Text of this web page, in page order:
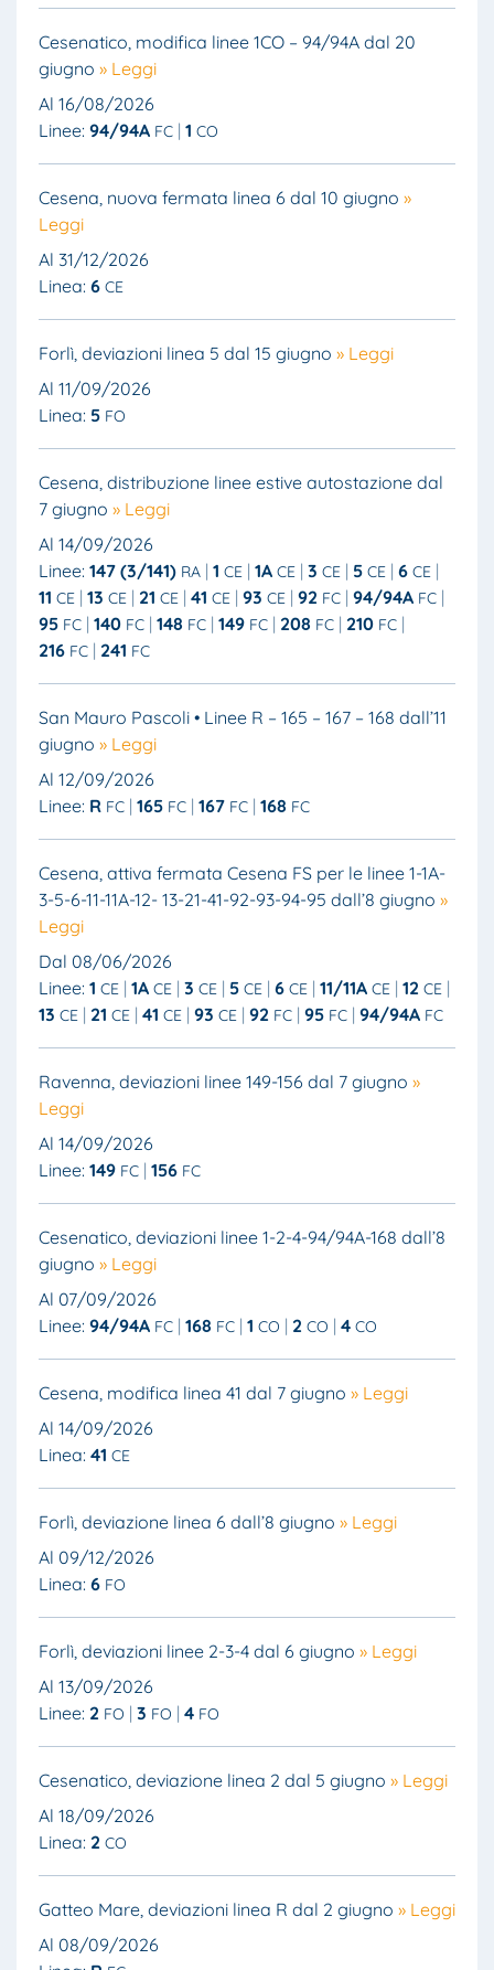
Cesenatico, modifica linee 1CO – 94/94A dal 20
giugno » Leggi
Al 16/08/2026
Linee: 94/94A FC 1 CO
Cesena, nuova fermata linea 6 dal 10 giugno »
Leggi
Al 31/12/2026
Linea: 6 CE
Forlì, deviazioni linea 5 dal 15 giugno » Leggi
Al 11/09/2026
Linea: 5 FO
Cesena, distribuzione linee estive autostazione dal
7 giugno » Leggi
Al 14/09/2026
Linee: 147 (3/141) RA 1 CE 1A CE 3 CE 5 CE 6 CE
11 CE 13 CE 21 CE 41 CE 93 CE 92 FC 94/94A FC
95 FC 140 FC 148 FC 149 FC 208 FC 210 FC
216 FC 241 FC
San Mauro Pascoli • Linee R – 165 – 167 – 168 dall’11
giugno » Leggi
Al 12/09/2026
Linee: R FC 165 FC 167 FC 168 FC
Cesena, attiva fermata Cesena FS per le linee 1-1A-
3-5-6-11-11A-12- 13-21-41-92-93-94-95 dall’8 giugno »
Leggi
Dal 08/06/2026
Linee: 1 CE 1A CE 3 CE 5 CE 6 CE 11/11A CE 12 CE
13 CE 21 CE 41 CE 93 CE 92 FC 95 FC 94/94A FC
Ravenna, deviazioni linee 149-156 dal 7 giugno »
Leggi
Al 14/09/2026
Linee: 149 FC 156 FC
Cesenatico, deviazioni linee 1-2-4-94/94A-168 dall’8
giugno » Leggi
Al 07/09/2026
Linee: 94/94A FC 168 FC 1 CO 2 CO 4 CO
Cesena, modifica linea 41 dal 7 giugno » Leggi
Al 14/09/2026
Linea: 41 CE
Forlì, deviazione linea 6 dall’8 giugno » Leggi
Al 09/12/2026
Linea: 6 FO
Forlì, deviazioni linee 2-3-4 dal 6 giugno » Leggi
Al 13/09/2026
Linee: 2 FO 3 FO 4 FO
Cesenatico, deviazione linea 2 dal 5 giugno » Leggi
Al 18/09/2026
Linea: 2 CO
Gatteo Mare, deviazioni linea R dal 2 giugno » Leggi
Al 08/09/2026